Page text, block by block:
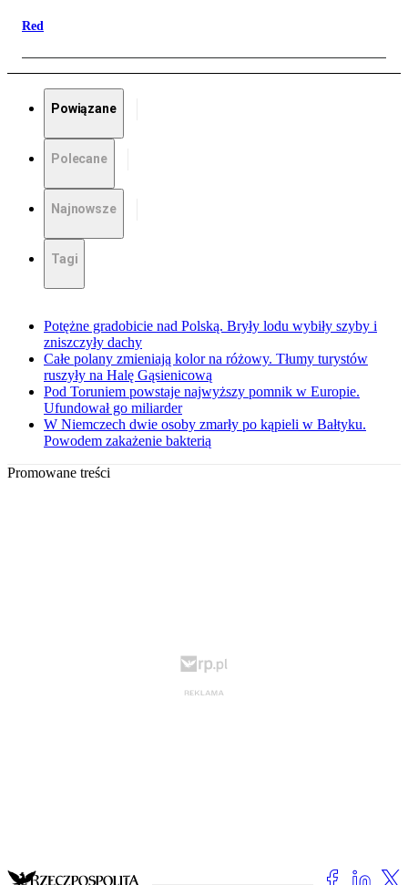
Red
Powiązane
Polecane
Najnowsze
Tagi
Potężne gradobicie nad Polską. Bryły lodu wybiły szyby i
zniszczyły dachy
Całe polany zmieniają kolor na różowy. Tłumy turystów
ruszyły na Halę Gąsienicową
Pod Toruniem powstaje najwyższy pomnik w Europie.
Ufundował go miliarder
W Niemczech dwie osoby zmarły po kąpieli w Bałtyku.
Powodem zakażenie bakterią
Promowane treści